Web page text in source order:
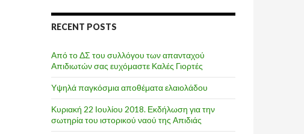
RECENT POSTS
Από το ΔΣ του συλλόγου των απανταχού
Απιδιωτών σας ευχόμαστε Καλές Γιορτές
Υψηλά παγκόσμια αποθέματα ελαιολάδου
Κυριακή 22 Ιουλίου 2018. Εκδήλωση για την
σωτηρία του ιστορικού ναού της Απιδιάς